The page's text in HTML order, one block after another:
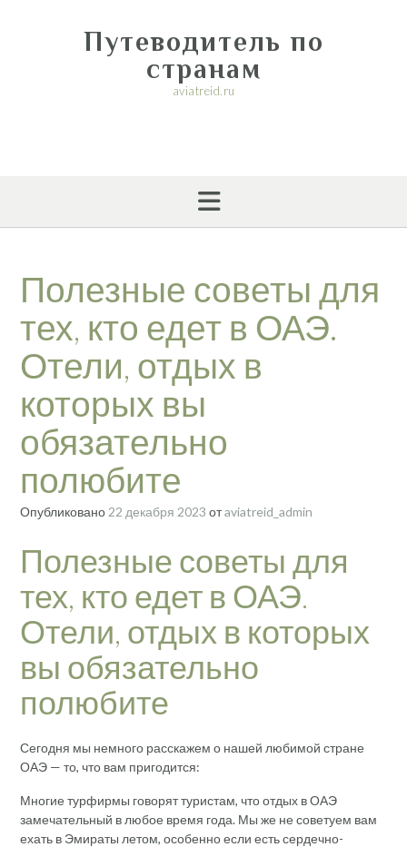
Путеводитель по
странам
aviatreid.ru
Полезные советы для
тех, кто едет в ОАЭ.
Отели, отдых в
которых вы
обязательно
полюбите
Опубликовано 22 декабря 2023 отaviatreid_admin
Полезные советы для
тех, кто едет в ОАЭ.
Отели, отдых в которых
вы обязательно
полюбите
Сегодня мы немного расскажем о нашей любимой стране
ОАЭ — то, что вам пригодится:
Многие турфирмы говорят туристам, что отдых в ОАЭ
замечательный в любое время года. Мы же не советуем вам
ехать в Эмираты летом, особенно если есть сердечно-